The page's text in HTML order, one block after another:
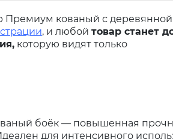
Премиум кованый с деревянной
, и любой товар станет
которую видят только
боёк — повышенная
для интенсивного